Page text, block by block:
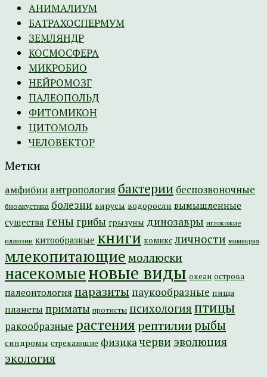
АНИМАЛИУМ
БАТРАХОСПЕРМУМ
ЗЕМЛЯНДР
КОСМОСФЕРА
МИКРОБИО
НЕЙРОМОЗГ
ПАЛЕОПОЛЬД
ФИТОМИКОН
ЦИТОМОЛЬ
ЧЕЛОВЕКТОР
Метки
амфибии антропология бактерии беспозвоночные
биоакустика болезни вирусы водоросли вымышленные
существа гены грибы грызуны динозавры иглокожие
иллюзии китообразные книги комикс личности мимикрия
млекопитающие моллюски
насекомыеновые виды океан острова
палеонтология паразиты паукообразные пища
планеты приматы протисты психология птицы
ракообразные растениярептилиирыбы
синдромы стрекающие физикачерви эволюция
экология